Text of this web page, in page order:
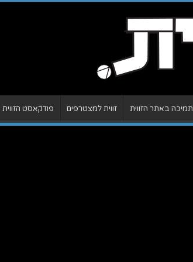
תמיכה באתר הזווית זווית למצטרפים פודקאסט הזווית